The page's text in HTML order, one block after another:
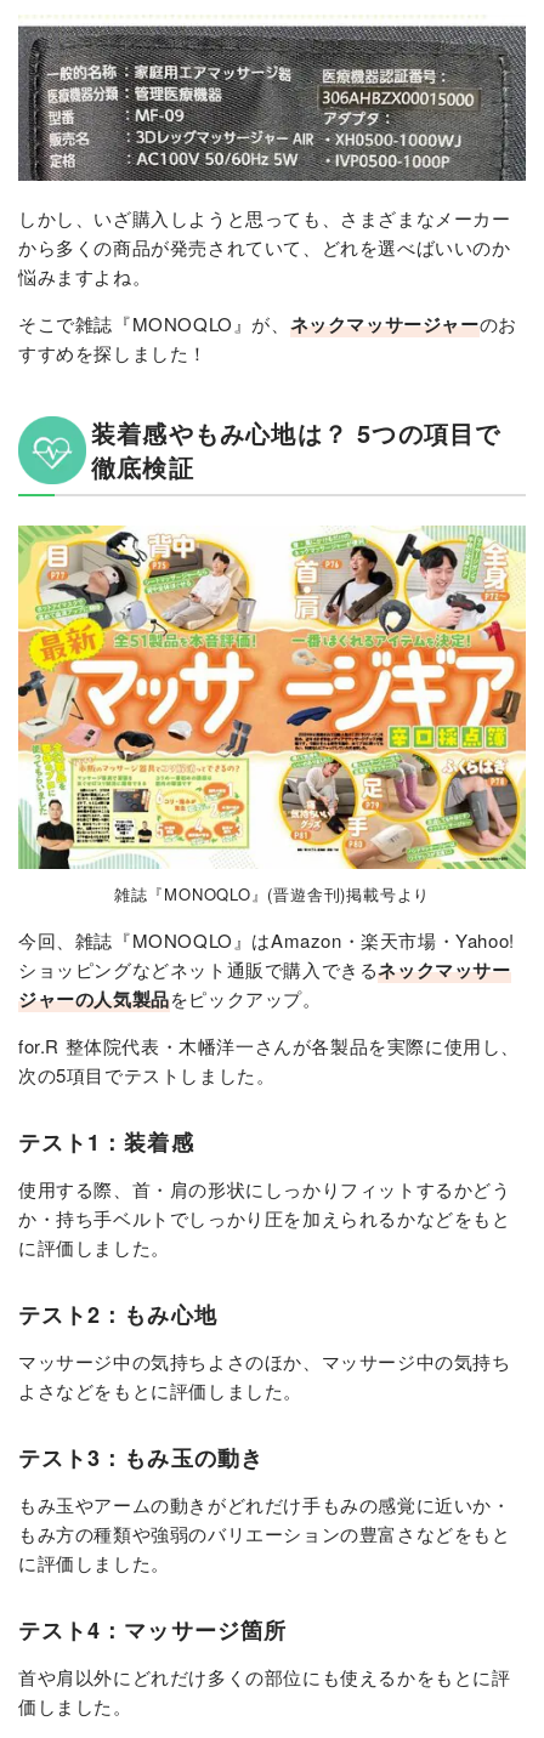
しかし、いざ購入しようと思っても、さまざまなメーカー
から多くの商品が発売されていて、どれを選べばいいのか
悩みますよね。
そこで雑誌『MONOQLO』が、 ネックマッサージャーのお
すすめを探しました！
装着感やもみ心地は？ 5つの項目で
徹底検証
雑誌『MONOQLO』(晋遊舎刊)掲載号より
今回、雑誌『MONOQLO』はAmazon・楽天市場・Yahoo!
ショッピングなどネット通販で購入できるネックマッサー
ジャーの人気製品をピックアップ。
for.R 整体院代表・木幡洋一さんが各製品を実際に使用し、
次の5項目でテストしました。
テスト1：装着感
使用する際、首・肩の形状にしっかりフィットするかどう
か・持ち手ベルトでしっかり圧を加えられるかなどをもと
に評価しました。
テスト2：もみ心地
マッサージ中の気持ちよさのほか、マッサージ中の気持ち
よさなどをもとに評価しました。
テスト3：もみ玉の動き
もみ玉やアームの動きがどれだけ手もみの感覚に近いか・
もみ方の種類や強弱のバリエーションの豊富さなどをもと
に評価しました。
テスト4：マッサージ箇所
首や肩以外にどれだけ多くの部位にも使えるかをもとに評
価しました。